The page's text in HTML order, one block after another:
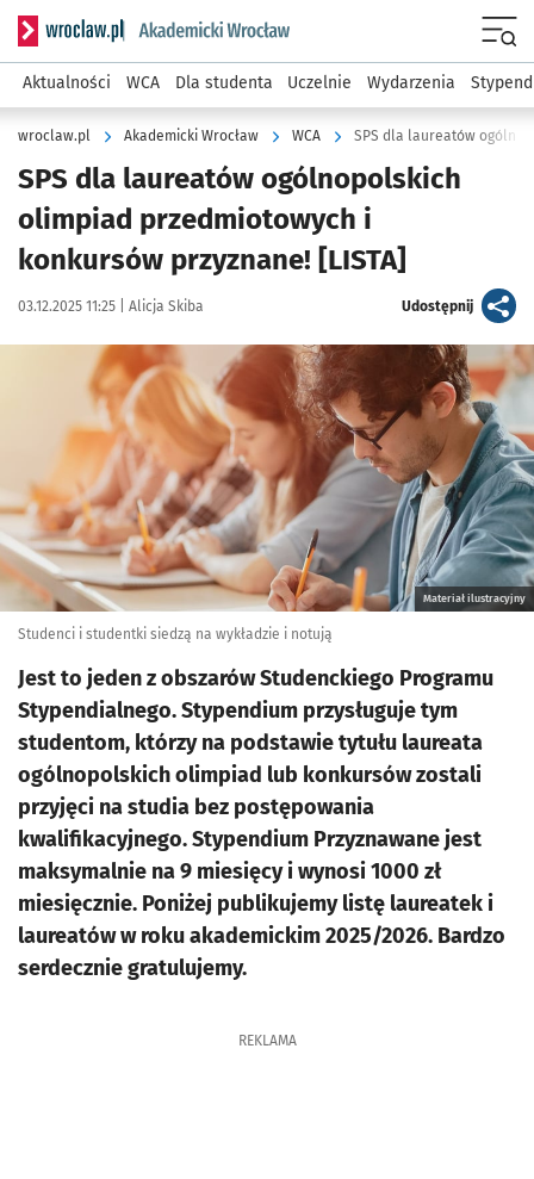
Serwis informacyjny wroclaw.pl podserwis: Akademicki
Aktualności WCA Dla studenta Uczelnie Wydarzenia
wroclaw.pl Akademicki Wrocław WCA SPS dla laureatów
SPS dla laureatów ogólnopolskich
olimpiad przedmiotowych i
konkursów przyznane! [LISTA]
Data publikacji:
03.12.2025 11:25 | Autor:
Alicja Skiba Udostępnijartykuł
Kliknij, aby powiększyć
Materiał ilustracyjny
Studenci i studentki siedzą na wykładzie i notują
Jest to jeden z obszarów Studenckiego Programu
Stypendialnego. Stypendium przysługuje tym
studentom, którzy na podstawie tytułu laureata
ogólnopolskich olimpiad lub konkursów zostali
przyjęci na studia bez postępowania
kwalifikacyjnego. Stypendium Przyznawane jest
maksymalnie na 9 miesięcy i wynosi 1000 zł
miesięcznie. Poniżej publikujemy listę laureatek i
laureatów w roku akademickim 2025/2026. Bardzo
serdecznie gratulujemy.
REKLAMA